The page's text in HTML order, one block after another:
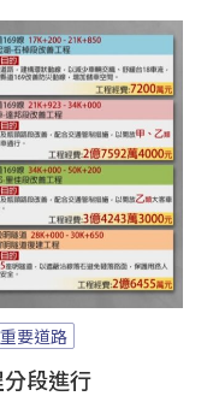
要道路
段進行